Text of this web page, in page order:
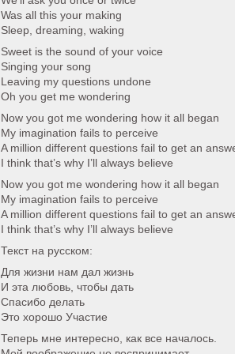
Was all this your making
Sleep, dreaming, waking
Sweet is the sound of your voice
Singing your song
Leaving my questions undone
Oh you get me wondering
Now you got me wondering how it all began
My imagination fails to perceive
A million different questions fail to get an
I think that’s why I’ll always believe
Now you got me wondering how it all began
My imagination fails to perceive
A million different questions fail to get an
I think that’s why I’ll always believe
Текст на русском:
Для жизни нам дал жизнь
И эта любовь, чтобы дать
Спасибо делать
Это хорошо Участие
Теперь мне интересно, как все началось.